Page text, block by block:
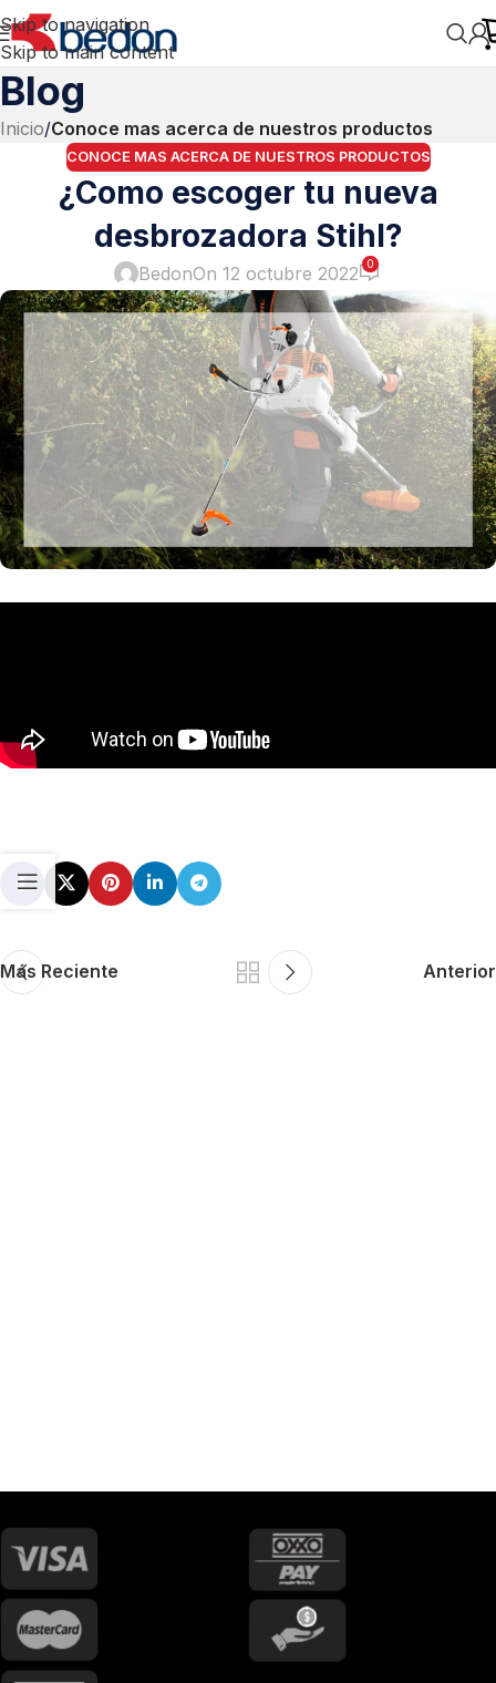
Skip to navigation
Skip to main content
Blog
Inicio/Conoce mas acerca de nuestros productos
CONOCE MAS ACERCA DE NUESTROS PRODUCTOS
¿Como escoger tu nueva
desbrozadora Stihl?
BedonOn 12 octubre 2022 0
Más Reciente Anterior